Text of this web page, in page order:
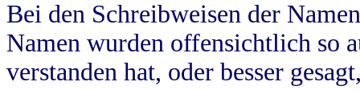
Bei den Schreibweisen der
Namen wurden offensichtlich so
verstanden hat, oder besser